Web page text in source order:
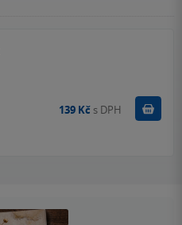
139 Kč s DPH Koupit